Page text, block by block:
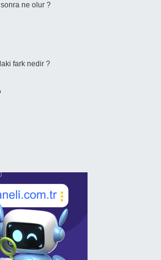
ne olur ?
fark nedir ?